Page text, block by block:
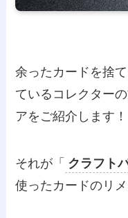
余ったカードを捨
ているコレクター
アをご紹介します！
それが「 クラフト
使ったカードのリメ